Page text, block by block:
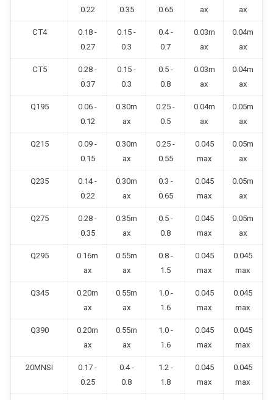
0.22
0.35
0.65
ax
ax
CT4
0.18 -
0.27
0.15 -
0.3
0.4 -
0.7
0.03m
ax
0.04m
ax
CT5
0.28 -
0.37
0.15 -
0.3
0.5 -
0.8
0.03m
ax
0.04m
ax
Q195
0.06 -
0.12
0.30m
ax
0.25 -
0.5
0.04m
ax
0.05m
ax
Q215
0.09 -
0.15
0.30m
ax
0.25 -
0.55
0.045
max
0.05m
ax
Q235
0.14 -
0.22
0.30m
ax
0.3 -
0.65
0.045
max
0.05m
ax
Q275
0.28 -
0.35
0.35m
ax
0.5 -
0.8
0.045
max
0.05m
ax
Q295
0.16m
ax
0.55m
ax
0.8 -
1.5
0.045
max
0.045
max
Q345
0.20m
ax
0.55m
ax
1.0 -
1.6
0.045
max
0.045
max
Q390
0.20m
ax
0.55m
ax
1.0 -
1.6
0.045
max
0.045
max
20MNSI
0.17 -
0.25
0.4 -
0.8
1.2 -
1.8
0.045
max
0.045
max